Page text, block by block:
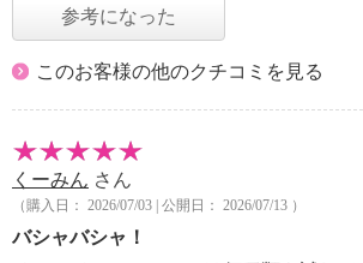
参考になった
このお客様の他のクチコミを見る
くーみん さん
（購入日： 2026/07/03 | 公開日： 2026/07/13 ）
バシャバシャ！